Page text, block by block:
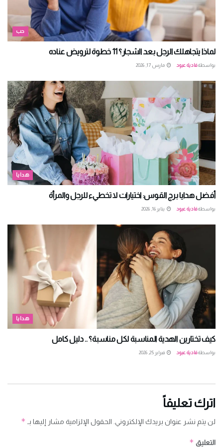
حب
لماذا يتجاهلك الرجل بعد الشجار؟ 11 خطوة لترويض عناده
بواسطةفادية عبود مارس 17, 2026
هدايا
أفضل هدايا برج القوس: اختيارات لا تخطيء للرجل والمرأة
بواسطةفادية عبود يناير 16, 2026
هدايا
كيف تختارين الهدية المناسبة لكل مناسبة؟ .. دليل كامل
بواسطةفادية عبود فبراير 25, 2026
اترك تعليقاً
لن يتم نشر عنوان بريدك الإلكتروني. الحقول الإلزامية مشار إليها بـ *
التعليق *